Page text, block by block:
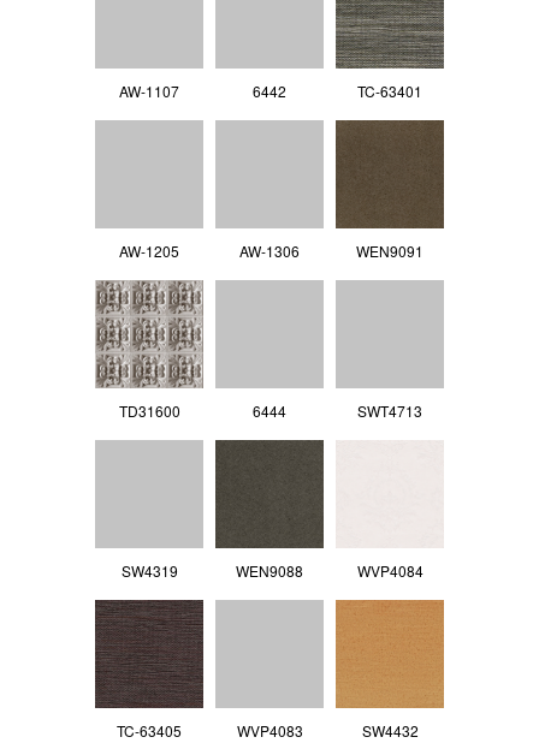
AW-1107 6442 TC-63401
AW-1205 AW-1306 WEN9091
TD31600 6444 SWT4713
SW4319 WEN9088 WVP4084
TC-63405 WVP4083 SW4432